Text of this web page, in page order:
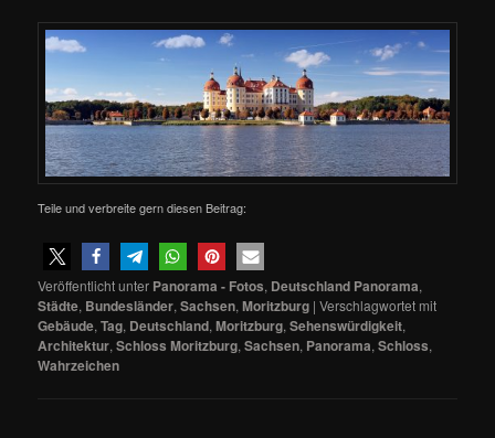
Teile und verbreite gern diesen Beitrag:
Veröffentlicht unter Panorama - Fotos, Deutschland Panorama,
Städte, Bundesländer,Sachsen,Moritzburg |Verschlagwortet mit
Gebäude,Tag, Deutschland,Moritzburg,Sehenswürdigkeit,
Architektur,Schloss Moritzburg,Sachsen, Panorama,Schloss,
Wahrzeichen